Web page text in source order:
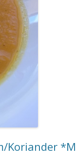
Koriander